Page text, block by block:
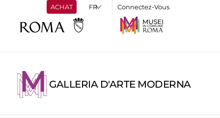
ACHAT Connectez-Vous
GALLERIA D'ARTE MODERNA